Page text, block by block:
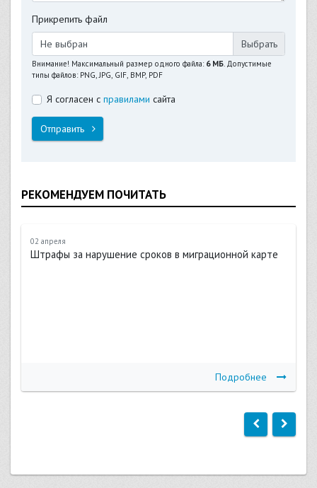
Прикрепить файл
Не выбран
Внимание! Максимальный размер одного файла: 6 МБ. Допустимые
типы файлов: PNG, JPG, GIF, BMP, PDF
Я согласен с правилами сайта
Отправить
РЕКОМЕНДУЕМ ПОЧИТАТЬ
02 апреля
Штрафы за нарушение сроков в миграционной карте
Подробнее